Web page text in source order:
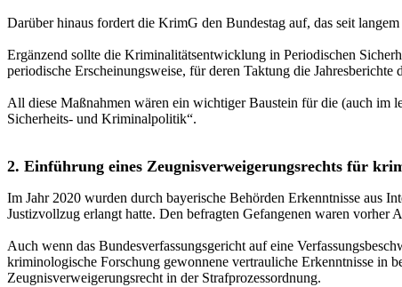
Darüber hinaus fordert die KrimG den Bundestag auf, das seit
Ergänzend sollte die Kriminalitätsentwicklung in Periodischen
periodische Erscheinungsweise, für deren Taktung die
All diese Maßnahmen wären ein wichtiger Baustein für die (auch im
Sicherheits- und Kriminalpolitik“.
2. Einführung eines Zeugnisverweigerungsrechts für
Im Jahr 2020 wurden durch bayerische Behörden Erkenntnisse aus
Justizvollzug erlangt hatte. Den befragten Gefangenen waren
Auch wenn das Bundesverfassungsgericht auf eine
kriminologische Forschung gewonnene vertrauliche Erkenntnisse in
Zeugnisverweigerungsrecht in der Strafprozessordnung.